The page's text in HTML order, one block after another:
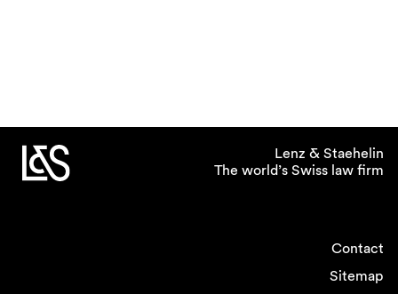
Lenz & Staehelin
The world’s Swiss law firm
Contact
Sitemap